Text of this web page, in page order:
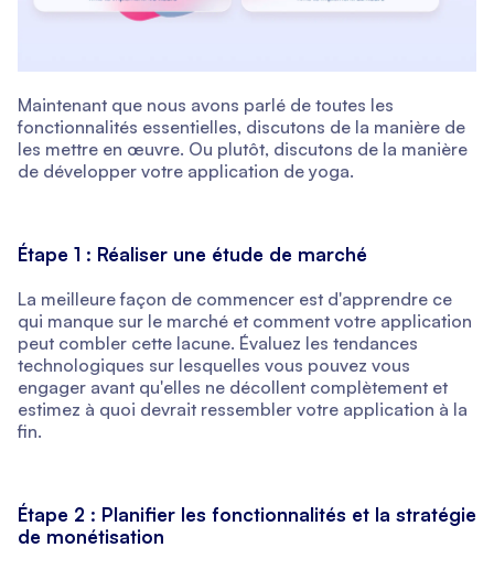
Maintenant que nous avons parlé de toutes les
fonctionnalités essentielles, discutons de la manière de
les mettre en œuvre. Ou plutôt, discutons de la manière
de développer votre application de yoga.
Étape 1 : Réaliser une étude de marché
La meilleure façon de commencer est d'apprendre ce
qui manque sur le marché et comment votre application
peut combler cette lacune. Évaluez les tendances
technologiques sur lesquelles vous pouvez vous
engager avant qu'elles ne décollent complètement et
estimez à quoi devrait ressembler votre application à la
fin.
Étape 2 : Planifier les fonctionnalités et la stratégie
de monétisation